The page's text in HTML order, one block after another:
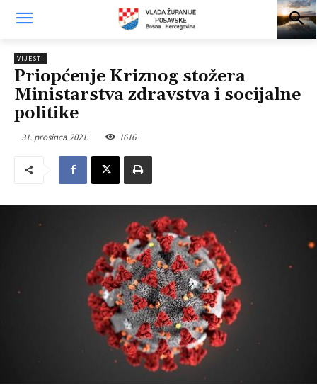
VIJESTI
Priopćenje Kriznog stožera
Ministarstva zdravstva i socijalne
politike
31. prosinca 2021. 1616